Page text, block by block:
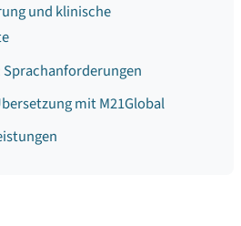
und klinische
Sprachanforderungen
mit M21Global